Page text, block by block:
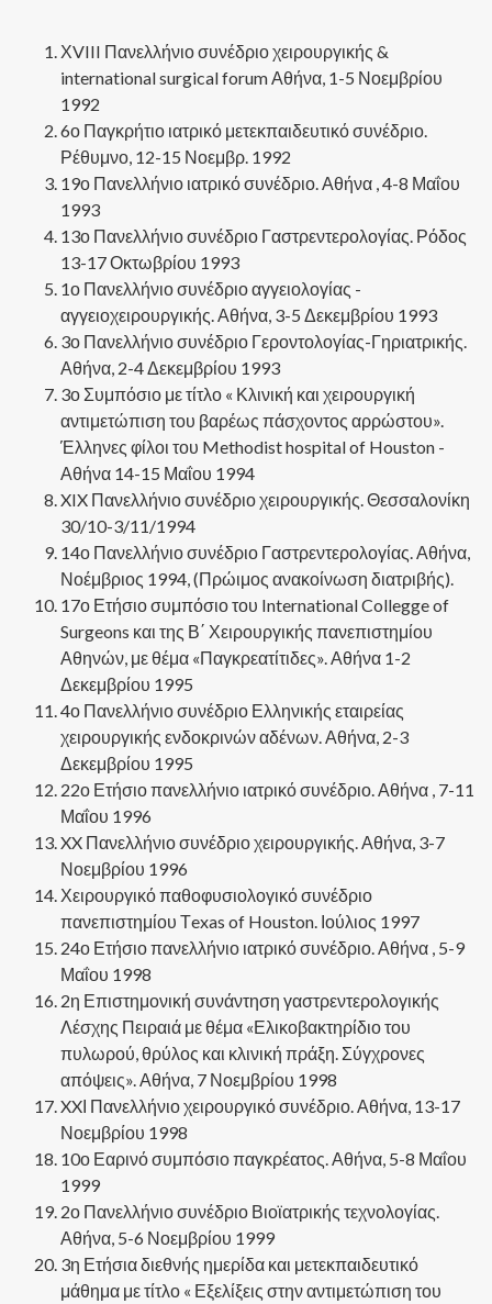
ΧVIII Πανελλήνιο συνέδριο χειρουργικής &
international surgical forum Αθήνα, 1-5 Νοεμβρίου
1992
6ο Παγκρήτιο ιατρικό μετεκπαιδευτικό συνέδριο.
Ρέθυμνο, 12-15 Νοεμβρ. 1992
19ο Πανελλήνιο ιατρικό συνέδριο. Αθήνα , 4-8 Μαΐου
1993
13ο Πανελλήνιο συνέδριο Γαστρεντερολογίας. Ρόδος
13-17 Οκτωβρίου 1993
1ο Πανελλήνιο συνέδριο αγγειολογίας -
αγγειοχειρουργικής. Αθήνα, 3-5 Δεκεμβρίου 1993
3ο Πανελλήνιο συνέδριο Γεροντολογίας-Γηριατρικής.
Αθήνα, 2-4 Δεκεμβρίου 1993
3ο Συμπόσιο με τίτλο « Κλινική και χειρουργική
αντιμετώπιση του βαρέως πάσχοντος αρρώστου».
Έλληνες φίλοι του Methodist hospital of Houston -
Αθήνα 14-15 Μαΐου 1994
XIX Πανελλήνιο συνέδριο χειρουργικής. Θεσσαλονίκη
30/10-3/11/1994
14ο Πανελλήνιο συνέδριο Γαστρεντερολογίας. Αθήνα,
Νοέμβριος 1994, (Πρώιμος ανακοίνωση διατριβής).
17ο Ετήσιο συμπόσιο του International Collegge of
Surgeons και της Β΄ Χειρουργικής πανεπιστημίου
Αθηνών, με θέμα «Παγκρεατίτιδες». Αθήνα 1-2
Δεκεμβρίου 1995
4ο Πανελλήνιο συνέδριο Ελληνικής εταιρείας
χειρουργικής ενδοκρινών αδένων. Αθήνα, 2-3
Δεκεμβρίου 1995
22ο Ετήσιο πανελλήνιο ιατρικό συνέδριο. Αθήνα , 7-11
Μαΐου 1996
XX Πανελλήνιο συνέδριο χειρουργικής. Αθήνα, 3-7
Νοεμβρίου 1996
Χειρουργικό παθοφυσιολογικό συνέδριο
πανεπιστημίου Τexas of Houston. Ιούλιος 1997
24ο Ετήσιο πανελλήνιο ιατρικό συνέδριο. Αθήνα , 5-9
Μαΐου 1998
2η Επιστημονική συνάντηση γαστρεντερολογικής
Λέσχης Πειραιά με θέμα «Ελικοβακτηρίδιο του
πυλωρού, θρύλος και κλινική πράξη. Σύγχρονες
απόψεις». Αθήνα, 7 Νοεμβρίου 1998
XXΙ Πανελλήνιο χειρουργικό συνέδριο. Αθήνα, 13-17
Νοεμβρίου 1998
10ο Εαρινό συμπόσιο παγκρέατος. Αθήνα, 5-8 Μαΐου
1999
2ο Πανελλήνιο συνέδριο Βιοϊατρικής τεχνολογίας.
Αθήνα, 5-6 Νοεμβρίου 1999
3η Ετήσια διεθνής ημερίδα και μετεκπαιδευτικό
μάθημα με τίτλο « Εξελίξεις στην αντιμετώπιση του